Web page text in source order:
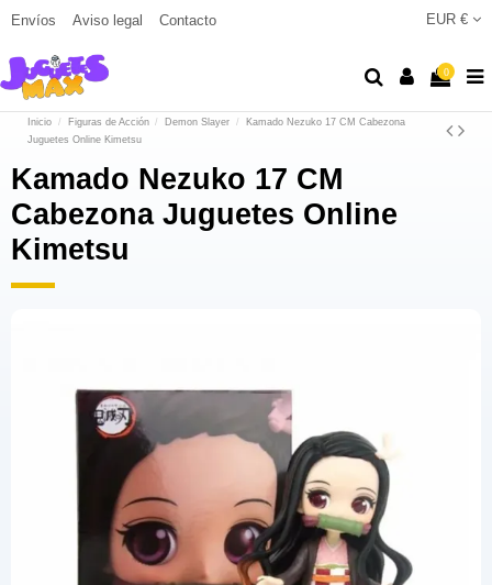
Envíos Aviso legal Contacto EUR €
0
Inicio Figuras de Acción Demon Slayer
Kamado Nezuko 17 CM Cabezona
Juguetes Online Kimetsu
Kamado Nezuko 17 CM
Cabezona Juguetes Online
Kimetsu